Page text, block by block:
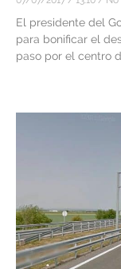
El presidente del
para bonificar el
paso por el centro